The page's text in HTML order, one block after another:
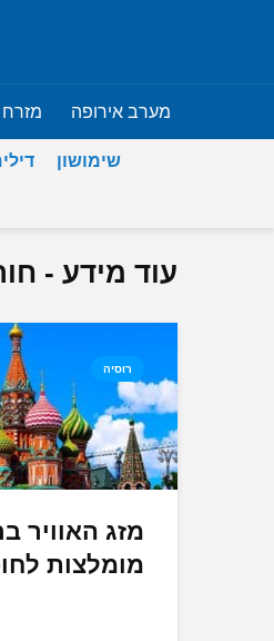
מערב אירופה מזרח
שימושון
עוד מידע -
רוסיה
מזג האוויר
מומלצות